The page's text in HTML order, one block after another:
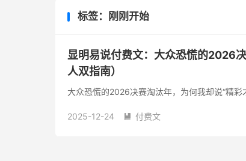
标签：刚刚开始
显明易说付费文：大众恐慌的2026
人双指南）
大众恐慌的2026决赛淘汰年，为何我却说“精彩
2025-12-24  付费文